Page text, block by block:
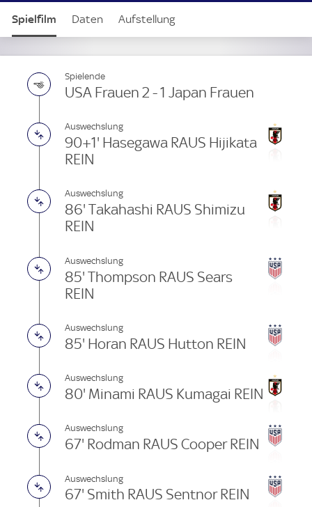
u
t
Spielfilm Daten Aufstellung
Spielende
USA Frauen 2 - 1 Japan Frauen
Auswechslung
90+1' Hasegawa RAUS Hijikata
REIN
Auswechslung
86' Takahashi RAUS Shimizu
REIN
Auswechslung
85' Thompson RAUS Sears
REIN
Auswechslung
85' Horan RAUS Hutton REIN
Auswechslung
80' Minami RAUS Kumagai REIN
Auswechslung
67' Rodman RAUS Cooper REIN
Auswechslung
67' Smith RAUS Sentnor REIN